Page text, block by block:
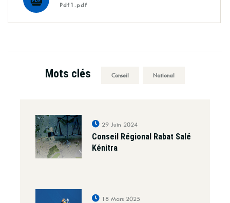
Pdf1.pdf
Mots clés Conseil National
29 Juin 2024
Conseil Régional Rabat Salé
Kénitra
18 Mars 2025